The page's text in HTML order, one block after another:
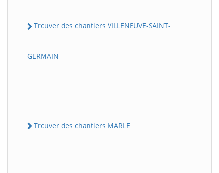
Trouver des chantiers VILLENEUVE-SAINT-
GERMAIN
Trouver des chantiers MARLE